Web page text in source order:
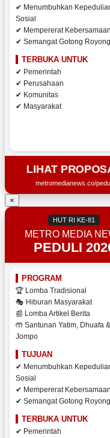
✔ Menumbuhkan
Sosial
✔ Mempererat Kebersamaan
✔ Semangat Gotong Royong
TERBUKA UNTUK
✔ Pemerintah
✔ Perusahaan
✔ Komunitas
✔ Masyarakat
LIHAT
metromedianews.co/
×
HUT RI KE-81
METRO MEDIA
PEDULI
PROGRAM
🏆 Lomba Tradisional
🎭 Hiburan Masyarakat
📰 Lomba Artikel Berita
🤲 Santunan Yatim, Dhuafa &
Jompo
TUJUAN
✔ Menumbuhkan
Sosial
✔ Mempererat Kebersamaan
✔ Semangat Gotong Royong
TERBUKA UNTUK
✔ Pemerintah